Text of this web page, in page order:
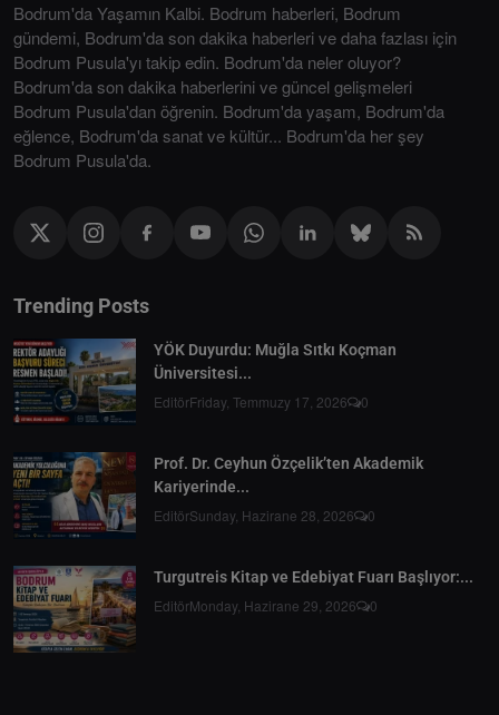
Bodrum'da Yaşamın Kalbi. Bodrum haberleri, Bodrum
gündemi, Bodrum'da son dakika haberleri ve daha fazlası için
Bodrum Pusula'yı takip edin. Bodrum'da neler oluyor?
Bodrum'da son dakika haberlerini ve güncel gelişmeleri
Bodrum Pusula'dan öğrenin. Bodrum'da yaşam, Bodrum'da
eğlence, Bodrum'da sanat ve kültür... Bodrum'da her şey
Bodrum Pusula'da.
Trending Posts
YÖK Duyurdu: Muğla Sıtkı Koçman
Üniversitesi...
EditörFriday, Temmuzy 17, 2026 0
Prof. Dr. Ceyhun Özçelik’ten Akademik
Kariyerinde...
EditörSunday, Hazirane 28, 2026 0
Turgutreis Kitap ve Edebiyat Fuarı Başlıyor:...
EditörMonday, Hazirane 29, 2026 0